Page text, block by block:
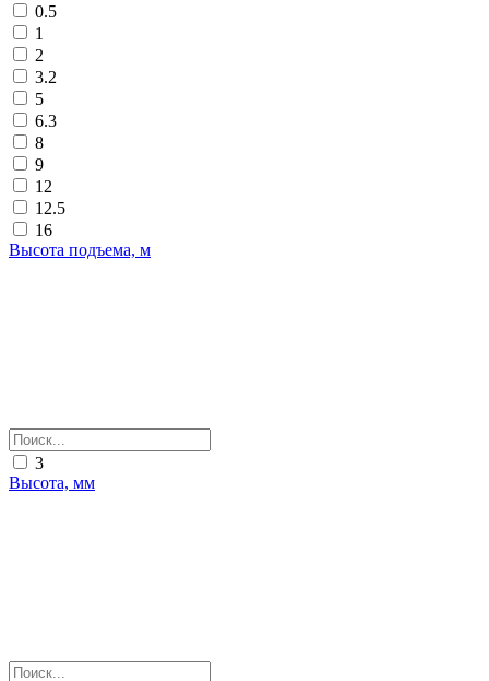
0.5
1
2
3.2
5
6.3
8
9
12
12.5
16
Высота подъема, м
3
Высота, мм